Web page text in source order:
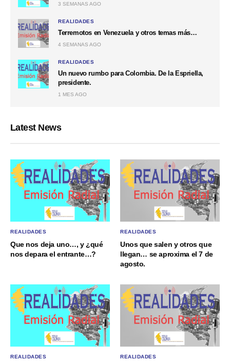
3 SEMANAS AGO
REALIDADES
Terremotos en Venezuela y otros temas más…
4 SEMANAS AGO
REALIDADES
Un nuevo rumbo para Colombia. De la Espriella,
presidente.
1 MES AGO
Latest News
REALIDADES
Que nos deja uno…, y ¿qué
nos depara el entrante…?
REALIDADES
Unos que salen y otros que
llegan… se aproxima el 7 de
agosto.
REALIDADES REALIDADES